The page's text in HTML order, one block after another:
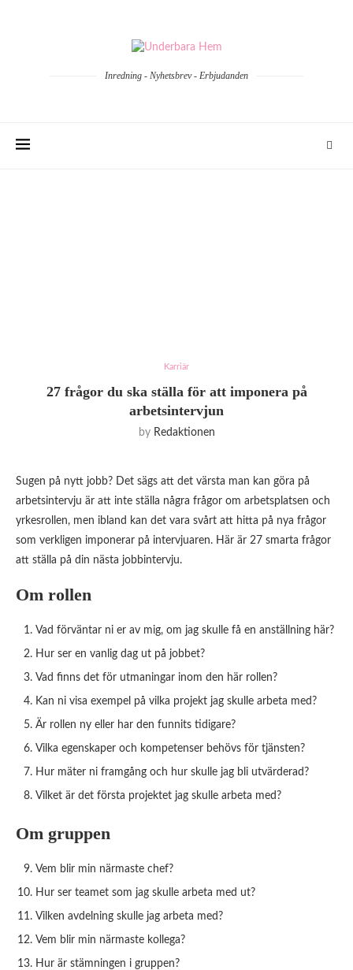
Inredning - Nyhetsbrev - Erbjudanden
Karriär
27 frågor du ska ställa för att imponera på
arbetsintervjun
by Redaktionen
Sugen på nytt jobb? Det sägs att det värsta man kan göra på
arbetsintervju är att inte ställa några frågor om arbetsplatsen och
yrkesrollen, men ibland kan det vara svårt att hitta på nya frågor
som verkligen imponerar på intervjuaren. Här är 27 smarta frågor
att ställa på din nästa jobbintervju.
Om rollen
Vad förväntar ni er av mig, om jag skulle få en anställning här?
Hur ser en vanlig dag ut på jobbet?
Vad finns det för utmaningar inom den här rollen?
Kan ni visa exempel på vilka projekt jag skulle arbeta med?
Är rollen ny eller har den funnits tidigare?
Vilka egenskaper och kompetenser behövs för tjänsten?
Hur mäter ni framgång och hur skulle jag bli utvärderad?
Vilket är det första projektet jag skulle arbeta med?
Om gruppen
Vem blir min närmaste chef?
Hur ser teamet som jag skulle arbeta med ut?
Vilken avdelning skulle jag arbeta med?
Vem blir min närmaste kollega?
Hur är stämningen i gruppen?